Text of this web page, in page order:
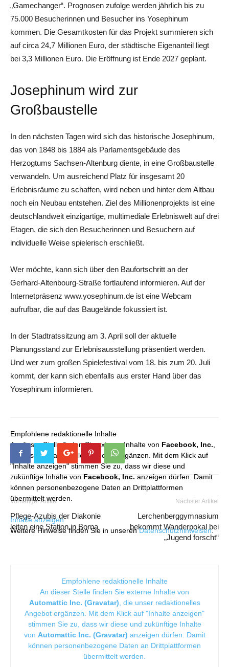
„Gamechanger“. Prognosen zufolge werden jährlich bis zu
75.000 Besucherinnen und Besucher ins Yosephinum
kommen. Die Gesamtkosten für das Projekt summieren sich
auf circa 24,7 Millionen Euro, der städtische Eigenanteil liegt
bei 3,3 Millionen Euro. Die Eröffnung ist Ende 2027 geplant.
Josephinum wird zur
Großbaustelle
In den nächsten Tagen wird sich das historische Josephinum,
das von 1848 bis 1884 als Parlamentsgebäude des
Herzogtums Sachsen-Altenburg diente, in eine Großbaustelle
verwandeln. Um ausreichend Platz für insgesamt 20
Erlebnisräume zu schaffen, wird neben und hinter dem Altbau
noch ein Neubau entstehen. Ziel des Millionenprojekts ist eine
deutschlandweit einzigartige, multimediale Erlebniswelt auf drei
Etagen, die sich den Besucherinnen und Besuchern auf
individuelle Weise spielerisch erschließt.
Wer möchte, kann sich über den Baufortschritt an der
Gerhard-Altenbourg-Straße fortlaufend informieren. Auf der
Internetpräsenz www.yosephinum.de ist eine Webcam
aufrufbar, die auf das Baugelände fokussiert ist.
In der Stadtratssitzung am 3. April soll der aktuelle
Planungsstand zur Erlebnisausstellung präsentiert werden.
Und wer zum großen Spielefestival vom 18. bis zum 20. Juli
kommt, der kann sich ebenfalls aus erster Hand über das
Yosephinum informieren.
Empfohlene redaktionelle Inhalte
An dieser Stelle finden Sie externe Inhalte von Facebook, Inc.
die unser redaktionelles Angebot ergänzen. Mit dem Klick auf
"Inhalte anzeigen" stimmen Sie zu, dass wir diese und
zukünftige Inhalte von Facebook, Inc. anzeigen dürfen. Damit
können personenbezogene Daten an Drittplattformen
übermittelt werden.
Inhalte anzeigen
Weitere Hinweise finden Sie in unserenDatenschutzhinweisen.
Vorheriger Artikel
Pflege-Azubis der Diakonie
leiten eine Station in Borna
Nächster Artikel
Lerchenberggymnasium
bekommt Wanderpokal bei
„Jugend forscht“
Empfohlene redaktionelle Inhalte
An dieser Stelle finden Sie externe Inhalte von
Automattic Inc. (Gravatar) , die unser redaktionelles
Angebot ergänzen. Mit dem Klick auf "Inhalte anzeigen"
stimmen Sie zu, dass wir diese und zukünftige Inhalte
von Automattic Inc. (Gravatar) anzeigen dürfen. Damit
können personenbezogene Daten an Drittplattformen
übermittelt werden.